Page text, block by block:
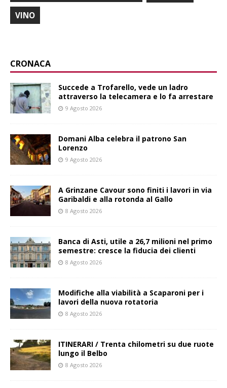
VINO
CRONACA
Succede a Trofarello, vede un ladro
attraverso la telecamera e lo fa arrestare
9 Agosto 2026
Domani Alba celebra il patrono San
Lorenzo
9 Agosto 2026
A Grinzane Cavour sono finiti i lavori in via
Garibaldi e alla rotonda al Gallo
8 Agosto 2026
Banca di Asti, utile a 26,7 milioni nel primo
semestre: cresce la fiducia dei clienti
8 Agosto 2026
Modifiche alla viabilità a Scaparoni per i
lavori della nuova rotatoria
8 Agosto 2026
ITINERARI / Trenta chilometri su due ruote
lungo il Belbo
8 Agosto 2026